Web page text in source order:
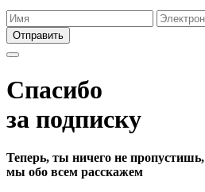
Отправить
Спасибо
за подписку
Теперь, ты ничего не пропустишь,
мы обо всем расскажем